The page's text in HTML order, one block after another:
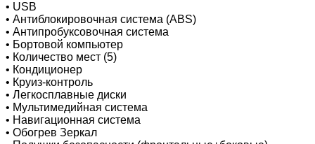
• USB
• Антиблокировочная система (ABS)
• Антипробуксовочная система
• Бортовой компьютер
• Количество мест (5)
• Кондиционер
• Круиз-контроль
• Легкосплавные диски
• Мультимедийная система
• Навигационная система
• Обогрев Зеркал